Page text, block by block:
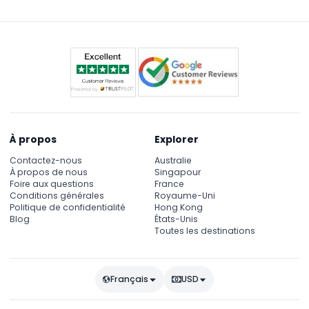
À propos
Contactez-nous
À propos de nous
Foire aux questions
Conditions générales
Politique de confidentialité
Blog
Explorer
Australie
Singapour
France
Royaume-Uni
Hong Kong
États-Unis
Toutes les destinations
Français USD